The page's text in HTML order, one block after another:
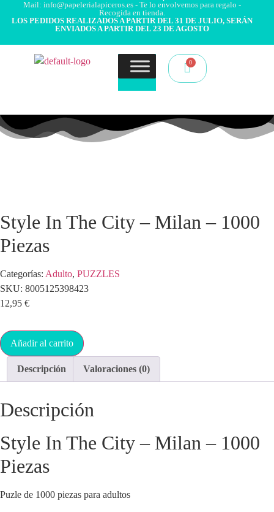
Mail: info@papelerialapiceros.es - Te lo envolvemos para regalo -
Recogida en tienda.
LOS PEDIDOS REALIZADOS A PARTIR DEL 31 DE JULIO, SERÁN
ENVIADOS A PARTIR DEL 23 DE AGOSTO
Style In The City – Milan – 1000
Piezas
Categorías: Adulto, PUZZLES
SKU: 8005125398423
12,95 €
Añadir al carrito
Descripción Valoraciones (0)
Descripción
Style In The City – Milan – 1000
Piezas
Puzle de 1000 piezas para adultos